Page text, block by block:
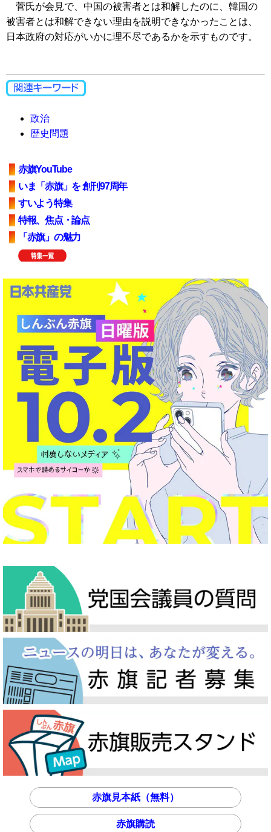
菅氏が会見で、中国の被害者とは和解したのに、韓国の
被害者とは和解できない理由を説明できなかったことは、
日本政府の対応がいかに理不尽であるかを示すものです。
政治
歴史問題
赤旗YouTube
いま「赤旗」を 創刊97周年
すいよう特集
特報、焦点・論点
「赤旗」の魅力
赤旗見本紙（無料）
赤旗購読